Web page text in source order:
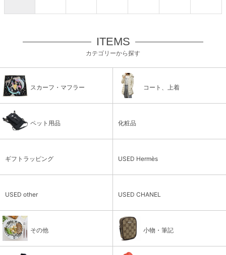
ITEMS
カテゴリーから探す
スカーフ・マフラー コート、上着
ペット用品 化粧品
ギフトラッピング USED Hermès
USED other USED CHANEL
その他 小物・筆記